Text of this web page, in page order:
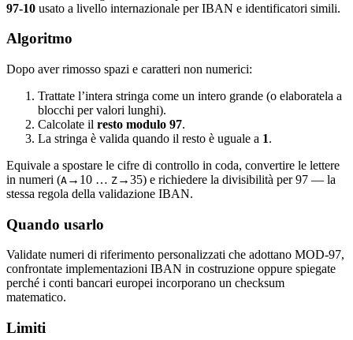
97-10 usato a livello internazionale per IBAN e identificatori simili.
Algoritmo
Dopo aver rimosso spazi e caratteri non numerici:
Trattate l’intera stringa come un intero grande (o elaboratela a
blocchi per valori lunghi).
Calcolate il resto modulo 97.
La stringa è valida quando il resto è uguale a 1.
Equivale a spostare le cifre di controllo in coda, convertire le lettere
in numeri (A →10 … Z →35) e richiedere la divisibilità per 97 — la
stessa regola della validazione IBAN.
Quando usarlo
Validate numeri di riferimento personalizzati che adottano MOD-97,
confrontate implementazioni IBAN in costruzione oppure spiegate
perché i conti bancari europei incorporano un checksum
matematico.
Limiti